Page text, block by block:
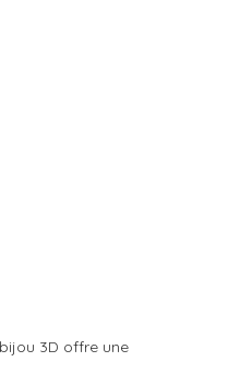
3D offre une